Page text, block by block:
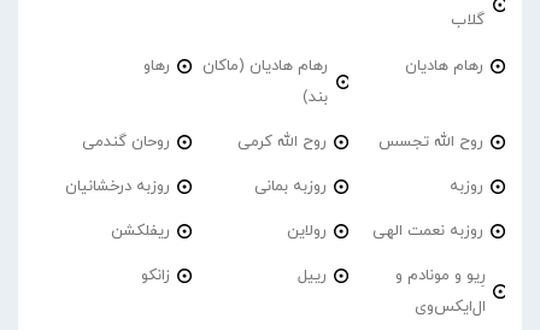
گلاب
رهام هادیان
رهام هادیان (ماکان
بند)
رهاو
روح الله تجسس روح الله کرمی روحان گندمی
روزبه روزبه بمانی روزبه درخشانیان
روزبه نعمت الهی رولاین ریفلکشن
رِیو و مونادم و
ال‌ایکس‌وی
رییل زانکو